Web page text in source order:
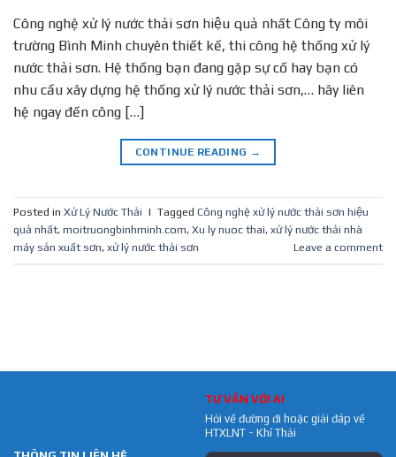
Công nghệ xử lý nước thải sơn hiệu quả nhất Công ty môi
trường Bình Minh chuyên thiết kế, thi công hệ thống xử lý
nước thải sơn. Hệ thống bạn đang gặp sự cố hay bạn có
nhu cầu xây dựng hệ thống xử lý nước thải sơn,… hãy liên
hệ ngay đến công […]
CONTINUE READING →
Posted in Xử Lý Nước Thải | Tagged Công nghệ xử lý nước thải sơn hiệu
quả nhất, moitruongbinhminh.com, Xu ly nuoc thai, xử lý nước thải nhà
máy sản xuất sơn, xử lý nước thải sơn Leave a comment
TƯ VẤN VỚI AI
Hỏi về đường đi hoặc giải đáp về
HTXLNT - Khí Thải